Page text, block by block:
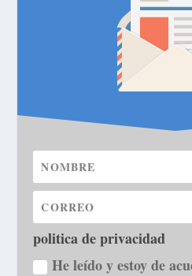
politica de privacidad
He leído y estoy de